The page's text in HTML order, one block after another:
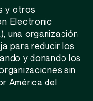
y otros
Electronic
una organización
para reducir los
y donando los
sin
América del